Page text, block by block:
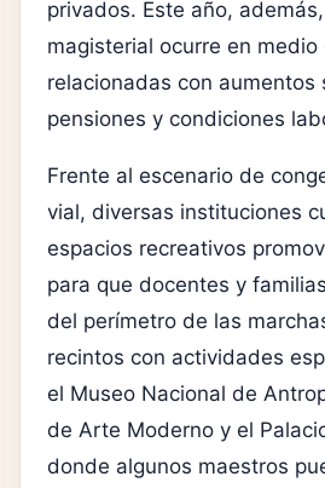
privados. Este año,
magisterial ocurre en
relacionadas con aumentos
pensiones y condiciones
Frente al escenario de
vial, diversas instituciones
espacios recreativos
para que docentes y
del perímetro de las
recintos con actividades
el Museo Nacional de
de Arte Moderno y el
donde algunos maestros